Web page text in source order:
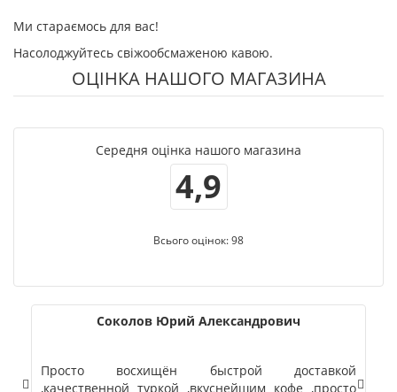
Ми стараємось для вас!
Насолоджуйтесь свіжообсмаженою кавою.
ОЦІНКА НАШОГО МАГАЗИНА
Середня оцінка нашого магазина
4,9
Всього оцінок: 98
Соколов Юрий Александрович
Просто восхищён быстрой доставкой
,качественной туркой ,вкуснейшим кофе ,просто